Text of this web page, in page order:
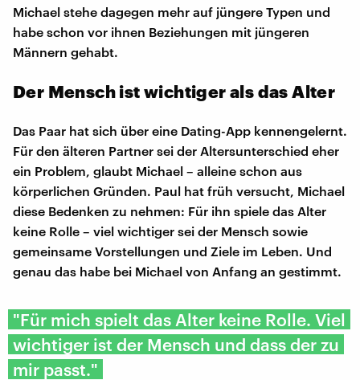
Michael stehe dagegen mehr auf jüngere Typen und
habe schon vor ihnen Beziehungen mit jüngeren
Männern gehabt.
Der Mensch ist wichtiger als das Alter
Das Paar hat sich über eine Dating-App kennengelernt.
Für den älteren Partner sei der Altersunterschied eher
ein Problem, glaubt Michael – alleine schon aus
körperlichen Gründen. Paul hat früh versucht, Michael
diese Bedenken zu nehmen: Für ihn spiele das Alter
keine Rolle – viel wichtiger sei der Mensch sowie
gemeinsame Vorstellungen und Ziele im Leben. Und
genau das habe bei Michael von Anfang an gestimmt.
"Für mich spielt das Alter keine Rolle. Viel
wichtiger ist der Mensch und dass der zu
mir passt."